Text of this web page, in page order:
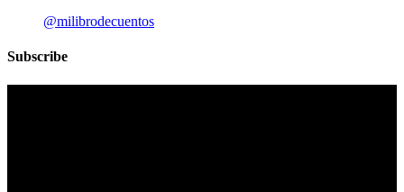
@milibrodecuentos
Subscribe